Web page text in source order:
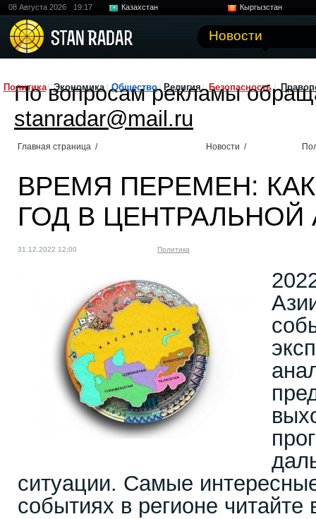
08 Августа 2026 19:17 Казахстан
Кыргызстан
Новости
Политика Экономика Общество Религия Безопасность
По вопросам рекламы
stanradar@mail.ru
Главная страница / Новости /
ВРЕМЯ ПЕРЕМЕН:
ГОД В ЦЕНТРАЛЬНОЙ
31.12.2022 12:00 Политика
ситуации. Самые
событиях в регионе